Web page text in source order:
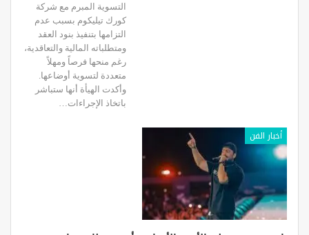
التسوية المبرم مع شركة
كورك تيليكوم بسبب عدم
التزامها بتنفيذ بنود العقد
ومتطلباته المالية والتعاقدية،
رغم منحها فرصاً ومهلاً
متعددة لتسوية أوضاعها.
وأكدت الهيأة أنها ستباشر
باتخاذ الإجراءات…
أخبار الفن